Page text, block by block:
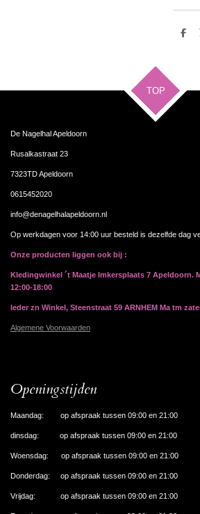
D
TOP
De Nagelhal Apeldoorn
Rusalkastraat 23
7323TD Apeldoorn
0615452020
info@denagelhalapeldoorn.nl
Op werkdagen voor 14:00 uur besteld is dezelfde dag
Onze producten liggen ook bij :
Kledingwinkel ´t Maatje Imkersplaats 7 Apeldoorn.
12:00-18:00
Ieder zn Winkel, Steenstraat 59 ARNHEM Ma tm
Algemene Voorwaarden
Openingstijden
Maandag: op afspraak tussen 09:00 en 21:00
dinsdag: op afspraak tussen 09:00 en 21:00
Woensdag: op afspraak tussen 09:00 en 21:00
Donderdag: op afspraak tussen 09:00 en 21:00
Vrijdag: op afspraak tussen 09:00 en 21:00